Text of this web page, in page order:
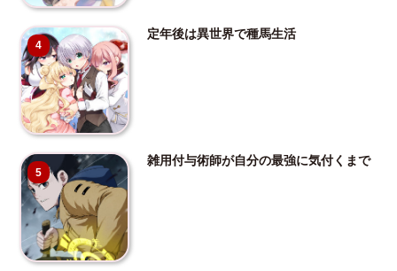
4
定年後は異世界で種馬生活
5
雑用付与術師が自分の最強に気付くまで